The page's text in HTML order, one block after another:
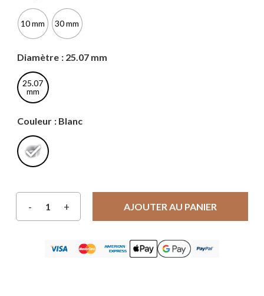
10 mm 30 mm
Diamètre : 25.07 mm
25.07
mm
Couleur : Blanc
AJOUTER AU PANIER